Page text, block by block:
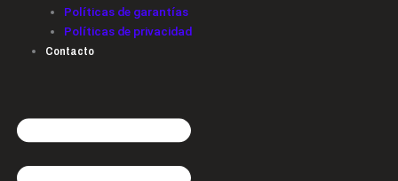
Políticas de garantías
Políticas de privacidad
Contacto